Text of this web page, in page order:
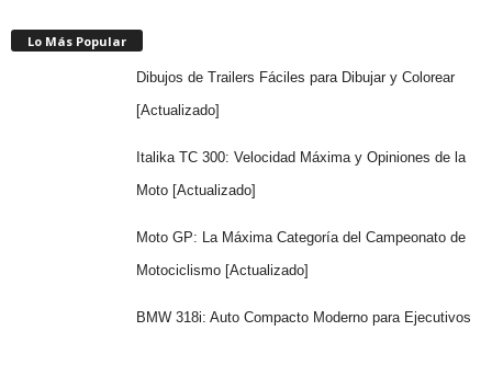
Lo Más Popular
Dibujos de Trailers Fáciles para Dibujar y Colorear
[Actualizado]
Italika TC 300: Velocidad Máxima y Opiniones de la
Moto [Actualizado]
Moto GP: La Máxima Categoría del Campeonato de
Motociclismo [Actualizado]
BMW 318i: Auto Compacto Moderno para Ejecutivos